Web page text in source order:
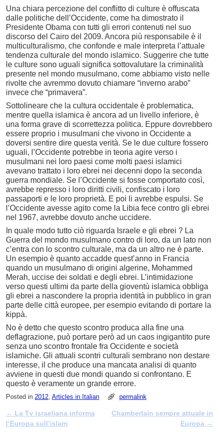
Una chiara percezione del conflitto di culture è offuscata
dalle politiche dell’Occidente, come ha dimostrato il
Presidente Obama con tutti gli errori contenuti nel suo
discorso del Cairo del 2009. Ancora più responsabile è il
multiculturalismo, che confonde e male interpreta l’attuale
tendenza culturale del mondo islamico. Suggerire che tutte
le culture sono uguali significa sottovalutare la criminalità
presente nel mondo musulmano, come abbiamo visto nelle
rivolte che avremmo dovuto chiamare “inverno arabo”
invece che “primavera”.
Sottolineare che la cultura occidentale è problematica,
mentre quella islamica è ancora ad un livello inferiore, è
una forma grave di scorrettezza politica. Eppure dovrebbero
essere proprio i musulmani che vivono in Occidente a
doversi sentire dire questa verità. Se le due culture fossero
uguali, l’Occidente potrebbe in teoria agire verso i
musulmani nei loro paesi come molti paesi islamici
avevano trattato i loro ebrei nei decenni dopo la seconda
guerra mondiale. Se l’Occidente si fosse comportato così,
avrebbe represso i loro diritti civili, confiscato i loro
passaporti e le loro proprietà. E poi li avrebbe espulsi. Se
l’Occidente avesse agito come la Libia fece contro gli ebrei
nel 1967, avrebbe dovuto anche uccidere.
In quale modo tutto ciò riguarda Israele e gli ebrei ? La
Guerra del mondo musulmano contro di loro, da un lato non
c’entra con lo scontro culturale, ma da un altro ne è parte.
Un esempio è quanto accadde quest’anno in Francia
quando un musulmano di origini algerine, Mohammed
Merah, uccise dei soldati e degli ebrei. L’intimidazione
verso questi ultimi da parte della gioventù islamica obbliga
gli ebrei a nascondere la propria identità in pubblico in gran
parte delle città europee, per esempio evitando di portare la
kippà.
No è detto che questo scontro produca alla fine una
deflagrazione, può portare però ad un caos ingigantito pure
senza uno scontro frontale fra Occidente e società
islamiche. Gli attuali scontri culturali sembrano non destare
interesse, il che produce una mancata analisi di quanto
avviene in questi due mondi quando si confrontano. E
questo è veramente un grande errore.
Posted in 2012 Articles in Italian permalink
Post navigation
← La Tv israeliana informa
l’Europa sull’islam
Chamberlain sempre attuale in
Europa →